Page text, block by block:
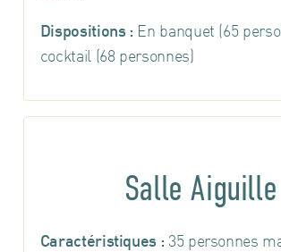
Dispositions : En banquet (65
cocktail (68 personnes)
Salle Aiguille
Caractéristiques : 35 personnes